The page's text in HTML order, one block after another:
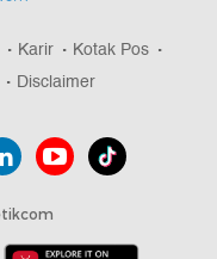
Karir
Kotak Pos
Disclaimer